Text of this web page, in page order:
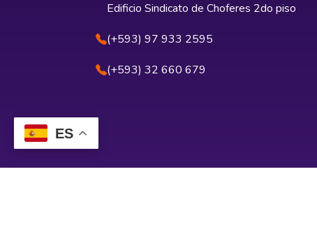
ES
Edificio Sindicato de Choferes 2do piso
(+593) 97 933 2595
(+593) 32 660 679